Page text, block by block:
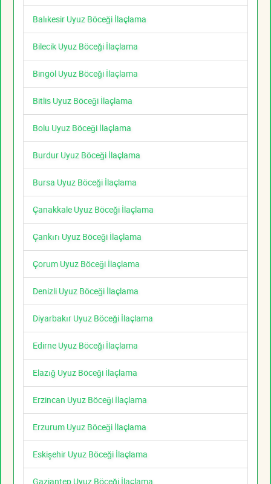
Balıkesir Uyuz Böceği İlaçlama
Bilecik Uyuz Böceği İlaçlama
Bingöl Uyuz Böceği İlaçlama
Bitlis Uyuz Böceği İlaçlama
Bolu Uyuz Böceği İlaçlama
Burdur Uyuz Böceği İlaçlama
Bursa Uyuz Böceği İlaçlama
Çanakkale Uyuz Böceği İlaçlama
Çankırı Uyuz Böceği İlaçlama
Çorum Uyuz Böceği İlaçlama
Denizli Uyuz Böceği İlaçlama
Diyarbakır Uyuz Böceği İlaçlama
Edirne Uyuz Böceği İlaçlama
Elazığ Uyuz Böceği İlaçlama
Erzincan Uyuz Böceği İlaçlama
Erzurum Uyuz Böceği İlaçlama
Eskişehir Uyuz Böceği İlaçlama
Gaziantep Uyuz Böceği İlaçlama